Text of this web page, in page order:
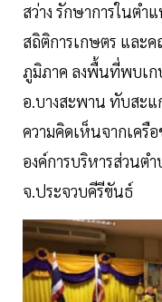
สว่าง รักษาการในต
สถิติการเกษตร และ
ภูมิภาค ลงพื้นที่พบเก
อ.บางสะพาน ทับสะ
ความคิดเห็นจากเครื
องค์การบริหารส่วนต
จ.ประจวบคีรีขันธ์